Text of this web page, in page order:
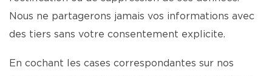
Nous ne partagerons jamais vos informations avec
des tiers sans votre consentement explicite.
En cochant les cases correspondantes sur nos